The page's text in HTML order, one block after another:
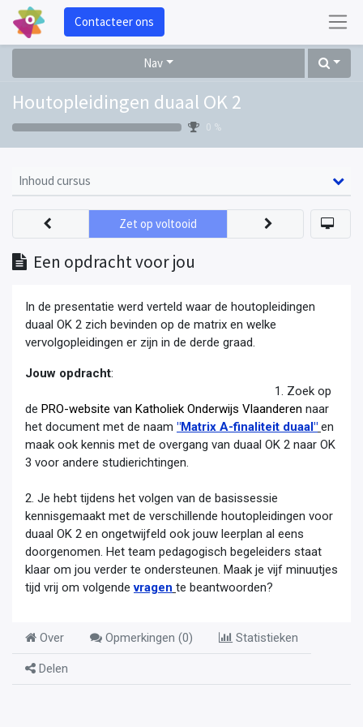
Contacteer ons
Nav
Houtopleidingen duaal OK 2
0 %
Inhoud cursus
Een opdracht voor jou
Zet op voltooid
In de presentatie werd verteld waar de houtopleidingen
duaal OK 2 zich bevinden op de matrix en welke
vervolgopleidingen er zijn in de derde graad.
Jouw opdracht:
1. Zoek op
de PRO-website van Katholiek Onderwijs Vlaanderen naar
het document met de naam "Matrix A-finaliteit duaal" en
maak ook kennis met de overgang van duaal OK 2 naar OK
3 voor andere studierichtingen.
2. Je hebt tijdens het volgen van de basissessie
kennisgemaakt met de verschillende houtopleidingen voor
duaal OK 2 en ongetwijfeld ook jouw leerplan al eens
doorgenomen. Het team pedagogisch begeleiders staat
klaar om jou verder te ondersteunen. Maak je vijf minuutjes
tijd vrij om volgende vragen te beantwoorden?
Over Opmerkingen (0) Statistieken
Delen